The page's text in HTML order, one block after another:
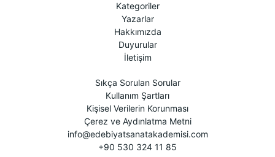
Kategoriler
Yazarlar
Hakkımızda
Duyurular
İletişim
Sıkça Sorulan Sorular
Kullanım Şartları
Kişisel Verilerin Korunması
Çerez ve Aydınlatma Metni
info@edebiyatsanatakademisi.com
+90 530 324 11 85